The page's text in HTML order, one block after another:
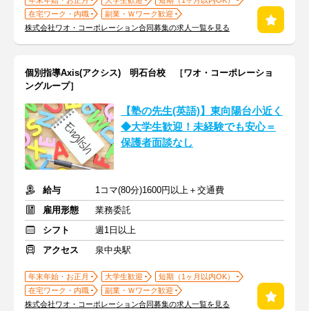
在宅ワーク・内職
副業・Ｗワーク歓迎
株式会社ワオ・コーポレーション合同募集の求人一覧を見る
個別指導Axis(アクシス) 明石台校 ［ワオ・コーポレーショ
ングループ］
【塾の先生(英語)】東向陽台小近く
◆大学生歓迎！未経験でも安心＝
保護者面談なし
給与
1コマ(80分)1600円以上＋交通費
雇用形態
業務委託
シフト
週1日以上
アクセス
泉中央駅
年末年始・お正月 大学生歓迎
短期（1ヶ月以内OK）
在宅ワーク・内職
副業・Ｗワーク歓迎
株式会社ワオ・コーポレーション合同募集の求人一覧を見る